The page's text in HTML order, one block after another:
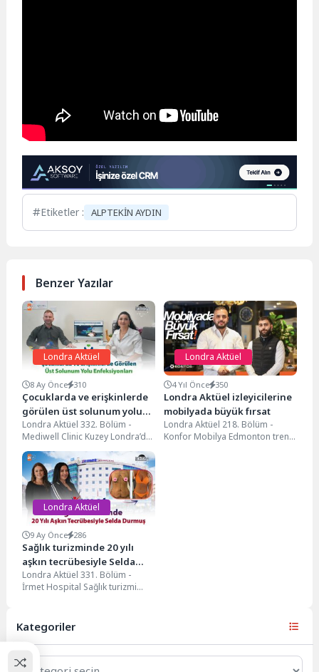
Etiketler : ALPTEKİN AYDIN
Benzer Yazılar
Londra Aktüel
8 Ay Önce 310
Çocuklarda ve erişkinlerde
görülen üst solunum yolu
enfeksiyonları…
Londra Aktüel 332. Bölüm -
Mediwell Clinic Kuzey Londra’da
özel sağlık hizmetleri sunan
Mediwell Clinic’te...
Londra Aktüel
4 Yıl Önce 350
Londra Aktüel izleyicilerine
mobilyada büyük fırsat
Londra Aktüel 218. Bölüm -
Konfor Mobilya Edmonton tren
Londra Aktüel
9 Ay Önce 286
Sağlık turizminde 20 yılı
aşkın tecrübesiyle Selda
Durmuş…
Londra Aktüel 331. Bölüm -
İrmet Hospital Sağlık turizmi
Kategoriler
Kategoriler